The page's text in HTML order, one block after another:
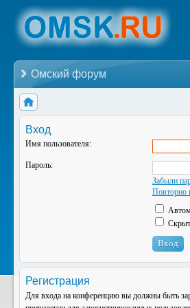
Омский форум
Вход
Имя пользователя:
Пароль:
Забыли
Повторно
Регистрация
Для входа на конференцию вы должны быть